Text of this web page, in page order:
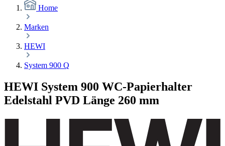
Home
Marken
HEWI
System 900 Q
HEWI System 900 WC-Papierhalter
Edelstahl PVD Länge 260 mm